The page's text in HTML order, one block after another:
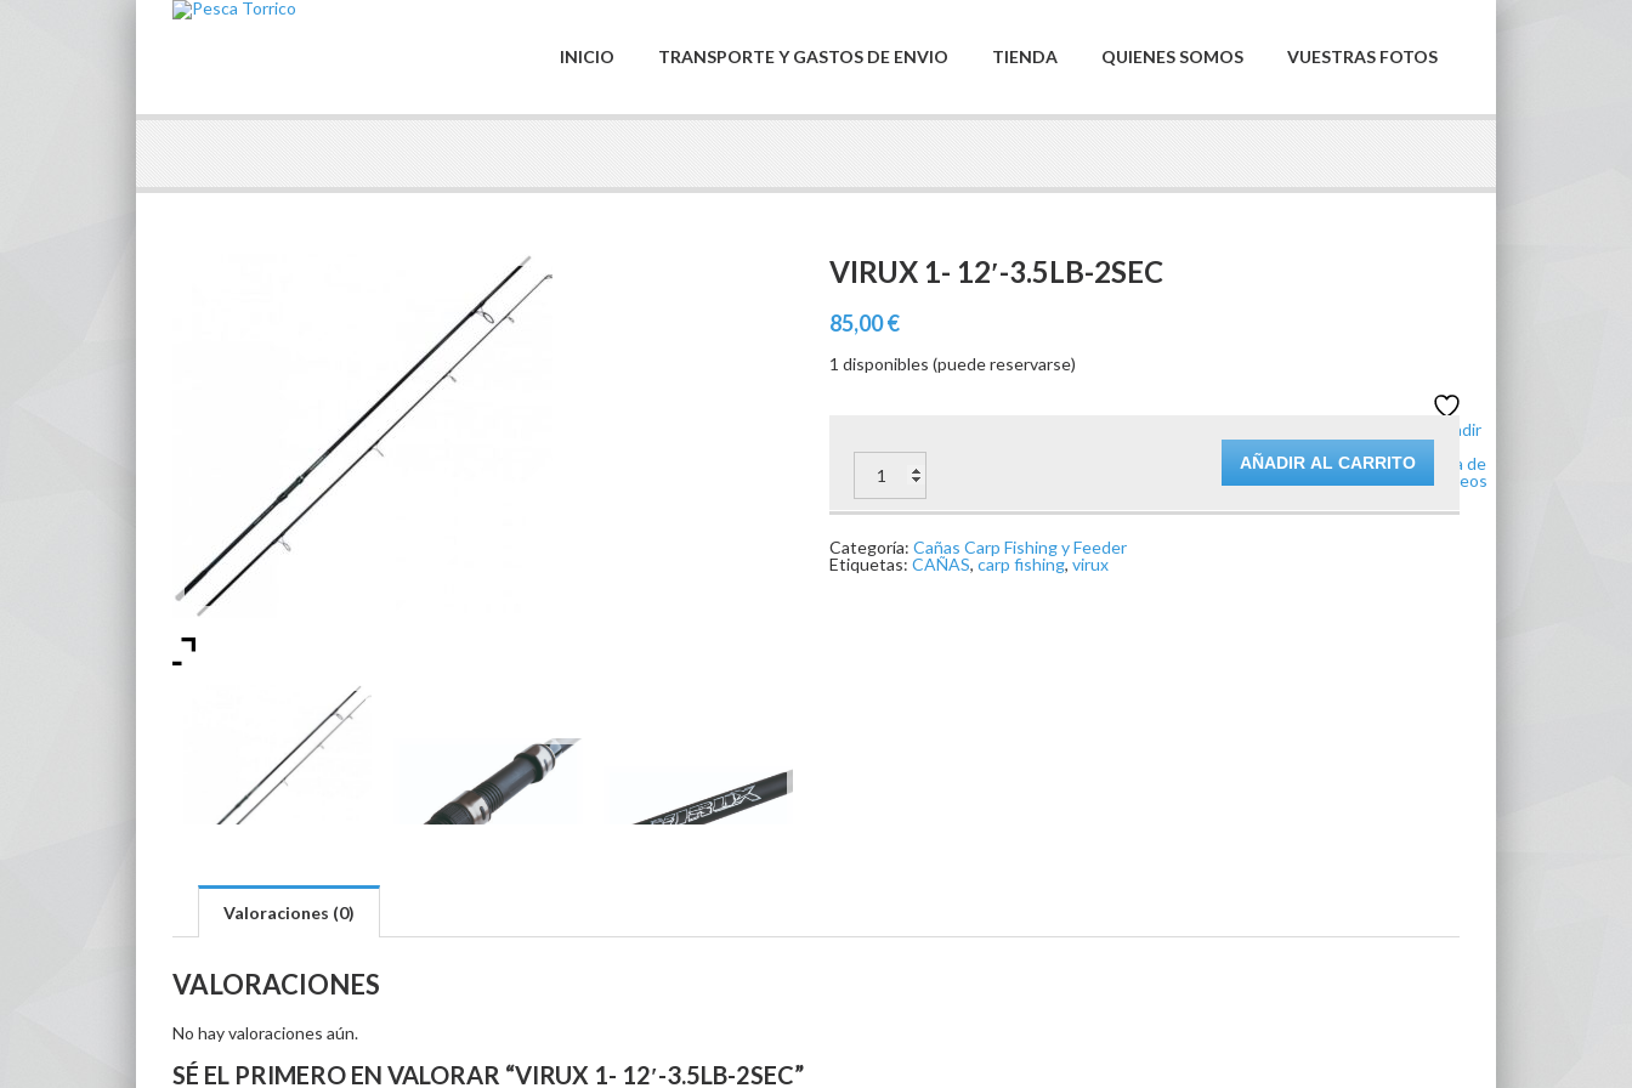
INICIO TRANSPORTE Y GASTOS DE ENVIO TIENDA QUIENES SOMOS VUESTRAS FOTOS
VIRUX 1- 12′-3.5LB-2SEC
85,00€
1 disponibles (puede reservarse)
12'-3.5LB-
2SEC
cantidad
AÑADIR AL CARRITO
Añadir
a la
lista de
deseos
Categoría: Cañas Carp Fishing y Feeder
Etiquetas: CAÑAS, carp fishing, virux
Valoraciones (0)
VALORACIONES
No hay valoraciones aún.
SÉ EL PRIMERO EN VALORAR “VIRUX 1- 12′-3.5LB-2SEC”